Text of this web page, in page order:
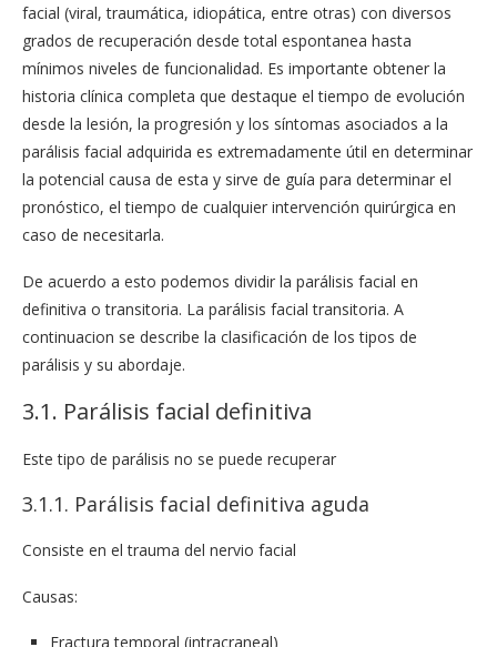
facial (viral, traumática, idiopática, entre otras) con diversos
grados de recuperación desde total espontanea hasta
mínimos niveles de funcionalidad. Es importante obtener la
historia clínica completa que destaque el tiempo de evolución
desde la lesión, la progresión y los síntomas asociados a la
parálisis facial adquirida es extremadamente útil en determinar
la potencial causa de esta y sirve de guía para determinar el
pronóstico, el tiempo de cualquier intervención quirúrgica en
caso de necesitarla.
De acuerdo a esto podemos dividir la parálisis facial en
definitiva o transitoria. La parálisis facial transitoria. A
continuacion se describe la clasificación de los tipos de
parálisis y su abordaje.
3.1. Parálisis facial definitiva
Este tipo de parálisis no se puede recuperar
3.1.1. Parálisis facial definitiva aguda
Consiste en el trauma del nervio facial
Causas:
Fractura temporal (intracraneal)